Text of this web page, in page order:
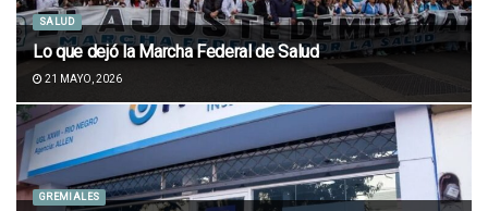
SALUD
Lo que dejó la Marcha Federal de Salud
21 MAYO, 2026
GREMIALES